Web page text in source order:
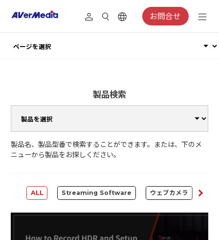
お問合せ
製品検索
製品名、製品型番で検索することができます。または、下のメ
ニューから製品をお探しください。
ALL Streaming Software ウェブカメラ